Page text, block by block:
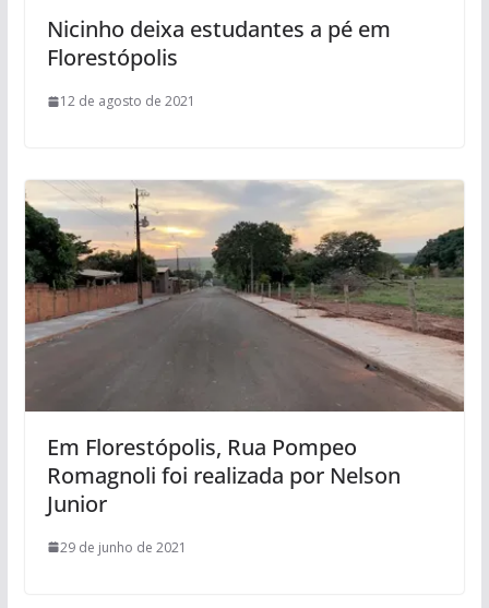
Nicinho deixa estudantes a pé em
Florestópolis
12 de agosto de 2021
Em Florestópolis, Rua Pompeo
Romagnoli foi realizada por Nelson
Junior
29 de junho de 2021